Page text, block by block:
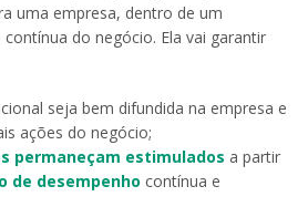
uma empresa, dentro de um
do negócio. Ela vai garantir
seja bem difundida na empresa e
ações do negócio;
permaneçam estimulados a partir
de desempenho contínua e